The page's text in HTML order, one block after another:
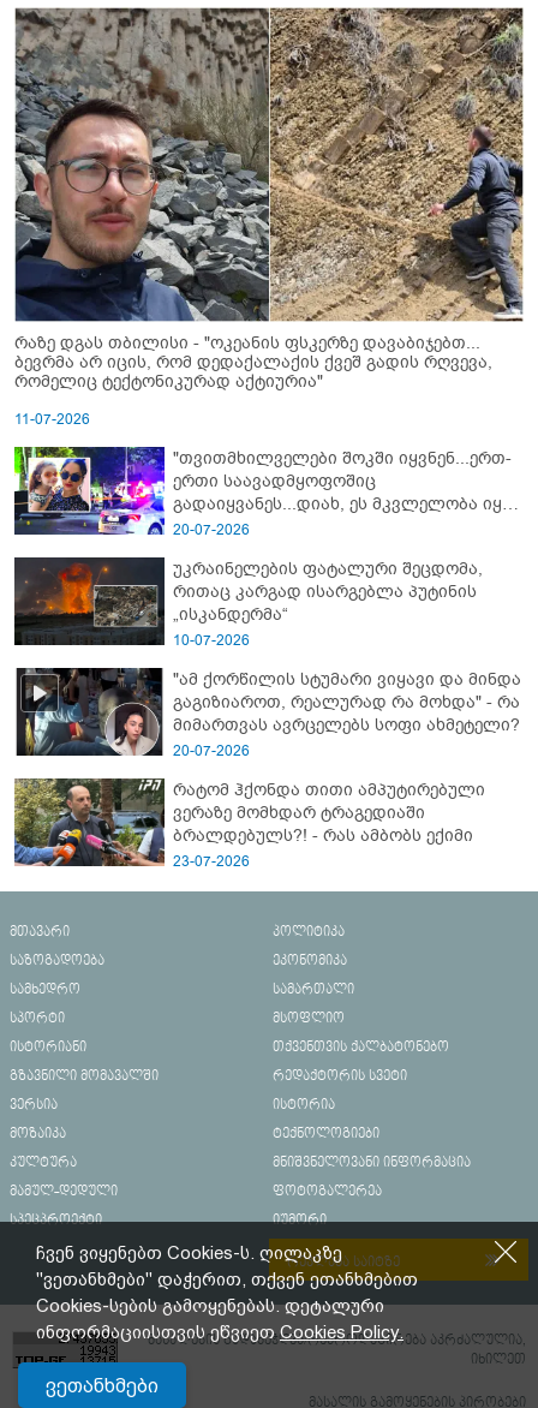
რაზე დგას თბილისი - "ოკეანის ფსკერზე დავაბიჯებთ...
ბევრმა არ იცის, რომ დედაქალაქის ქვეშ გადის რღვევა,
რომელიც ტექტონიკურად აქტიურია"
11-07-2026
"თვითმხილველები შოკში იყვნენ...ერთ-
ერთი საავადმყოფოშიც
გადაიყვანეს...დიახ, ეს მკვლელობა იყო"
- გორში დატრიალებული ტრაგედიის
20-07-2026
უკრაინელების ფატალური შეცდომა,
რითაც კარგად ისარგებლა პუტინის
„ისკანდერმა“
10-07-2026
"ამ ქორწილის სტუმარი ვიყავი და მინდა
გაგიზიაროთ, რეალურად რა მოხდა" - რა
მიმართვას ავრცელებს სოფი ახმეტელი?
20-07-2026
რატომ ჰქონდა თითი ამპუტირებული
ვერაზე მომხდარ ტრაგედიაში
ბრალდებულს?! - რას ამბობს ექიმი
23-07-2026
მთავარი
პოლიტიკა
საზოგადოება
ეკონომიკა
სამხედრო
სამართალი
სპორტი
მსოფლიო
ისტორიანი
თქვენთვის ქალბატონებო
გზავნილი მომავალში
რედაქტორის სვეტი
ვერსია
ისტორია
მოზაიკა
ტექნოლოგიები
კულტურა
მნიშვნელოვანი ინფორმაცია
მამულ-დედული
ფოტოგალერეა
სპეცპროექტი
იუმორი
რეკლამა საიტზე
მასალების გადაბეჭდვა/რეპროდუცირება აკრძალულია,
იხილეთ
მასალის გამოყენების პირობები
ჩვენ ვიყენებთ Cookies-ს. ღილაკზე
"ვეთანხმები" დაჭერით, თქვენ ეთანხმებით
Cookies-სების გამოყენებას. დეტალური
ინფორმაციისთვის ეწვიეთCookies Policy.
ვეთანხმები